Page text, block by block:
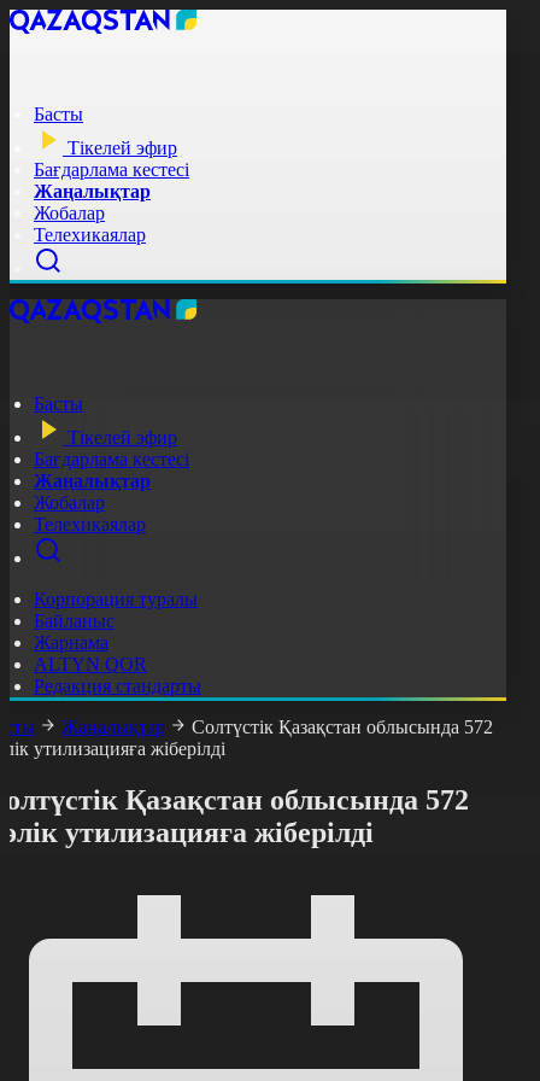
Басты
Тікелей эфир
Бағдарлама кестесі
Жаңалықтар
Жобалар
Телехикаялар
Басты
Тікелей эфир
Бағдарлама кестесі
Жаңалықтар
Жобалар
Телехикаялар
Корпорация туралы
Байланыс
Жарнама
ALTYN QOR
Редакция стандарты
Жаңалықтар
Cолтүстік Қазақстан облысында 572
утилизацияға жіберілді
Қазақстан облысында 572
утилизацияға жіберілді